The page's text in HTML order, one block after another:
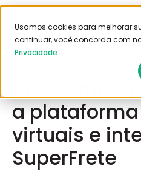
Usamos cookies para melhorar
continuar, você concorda com
Privacidade.
a
virtuais e
SuperFrete